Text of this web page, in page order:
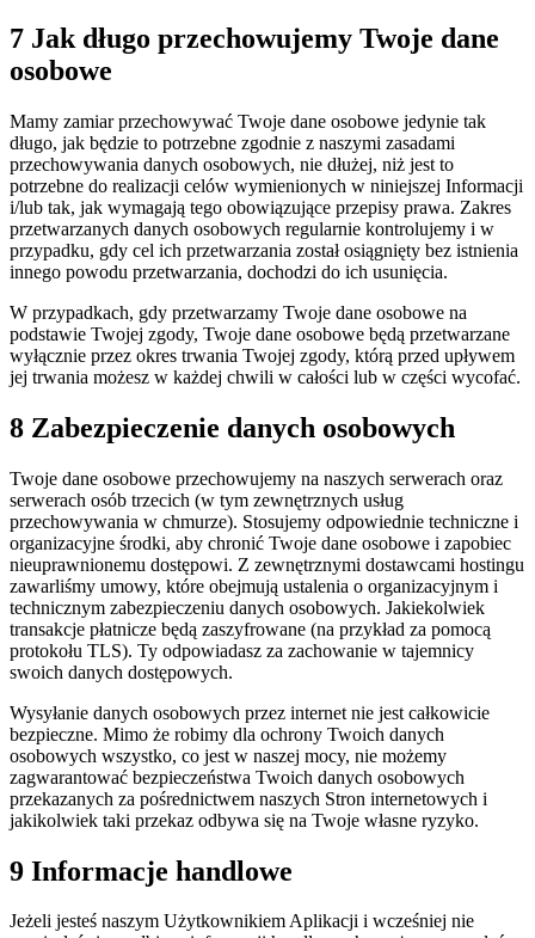
7 Jak długo przechowujemy Twoje dane
osobowe
Mamy zamiar przechowywać Twoje dane osobowe jedynie tak
długo, jak będzie to potrzebne zgodnie z naszymi zasadami
przechowywania danych osobowych, nie dłużej, niż jest to
potrzebne do realizacji celów wymienionych w niniejszej Informacji
i/lub tak, jak wymagają tego obowiązujące przepisy prawa. Zakres
przetwarzanych danych osobowych regularnie kontrolujemy i w
przypadku, gdy cel ich przetwarzania został osiągnięty bez istnienia
innego powodu przetwarzania, dochodzi do ich usunięcia.
W przypadkach, gdy przetwarzamy Twoje dane osobowe na
podstawie Twojej zgody, Twoje dane osobowe będą przetwarzane
wyłącznie przez okres trwania Twojej zgody, którą przed upływem
jej trwania możesz w każdej chwili w całości lub w części wycofać.
8 Zabezpieczenie danych osobowych
Twoje dane osobowe przechowujemy na naszych serwerach oraz
serwerach osób trzecich (w tym zewnętrznych usług
przechowywania w chmurze). Stosujemy odpowiednie techniczne i
organizacyjne środki, aby chronić Twoje dane osobowe i zapobiec
nieuprawnionemu dostępowi. Z zewnętrznymi dostawcami hostingu
zawarliśmy umowy, które obejmują ustalenia o organizacyjnym i
technicznym zabezpieczeniu danych osobowych. Jakiekolwiek
transakcje płatnicze będą zaszyfrowane (na przykład za pomocą
protokołu TLS). Ty odpowiadasz za zachowanie w tajemnicy
swoich danych dostępowych.
Wysyłanie danych osobowych przez internet nie jest całkowicie
bezpieczne. Mimo że robimy dla ochrony Twoich danych
osobowych wszystko, co jest w naszej mocy, nie możemy
zagwarantować bezpieczeństwa Twoich danych osobowych
przekazanych za pośrednictwem naszych Stron internetowych i
jakikolwiek taki przekaz odbywa się na Twoje własne ryzyko.
9 Informacje handlowe
Jeżeli jesteś naszym Użytkownikiem Aplikacji i wcześniej nie